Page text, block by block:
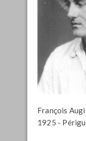
François
1925 -